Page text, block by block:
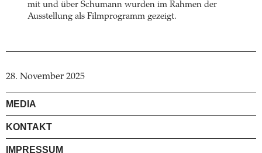
mit und über Schumann wurden im Rahmen der
Ausstellung als Filmprogramm gezeigt.
28. November 2025
MEDIA
KONTAKT
IMPRESSUM